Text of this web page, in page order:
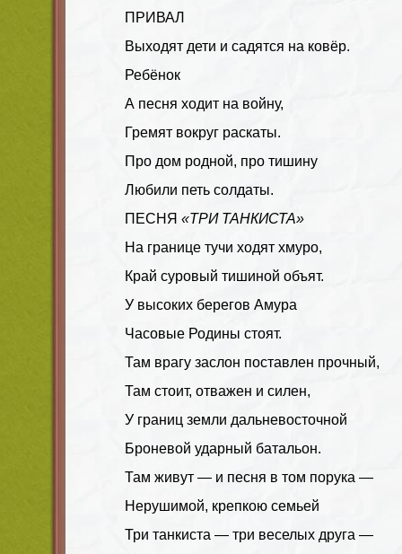
ПРИВАЛ
Выходят дети и садятся на ковёр.
Ребёнок
А песня ходит на войну,
Гремят вокруг раскаты.
Про дом родной, про тишину
Любили петь солдаты.
ПЕСНЯ «ТРИ ТАНКИСТА»
На границе тучи ходят хмуро,
Край суровый тишиной объят.
У высоких берегов Амура
Часовые Родины стоят.
Там врагу заслон поставлен прочный,
Там стоит, отважен и силен,
У границ земли дальневосточной
Броневой ударный батальон.
Там живут — и песня в том порука —
Нерушимой, крепкою семьей
Три танкиста — три веселых друга —